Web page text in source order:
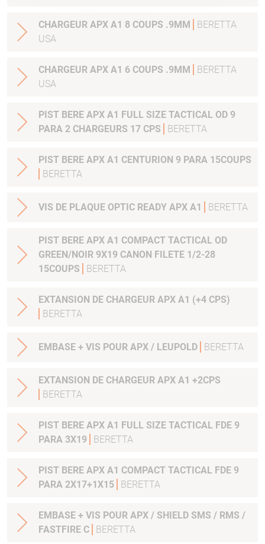
CHARGEUR APX A1 8 COUPS .9MM
BERETTA
USA
CHARGEUR APX A1 6 COUPS .9MM
BERETTA
USA
PIST BERE APX A1 FULL SIZE TACTICAL OD 9
PARA 2 CHARGEURS 17 CPS
BERETTA
PIST BERE APX A1 CENTURION 9 PARA 15COUPS
BERETTA
VIS DE PLAQUE OPTIC READY APX A1 BERETTA
PIST BERE APX A1 COMPACT TACTICAL OD
GREEN/NOIR 9X19 CANON FILETE 1/2-28
15COUPS
BERETTA
EXTANSION DE CHARGEUR APX A1 (+4 CPS)
BERETTA
EMBASE + VIS POUR APX / LEUPOLD BERETTA
EXTANSION DE CHARGEUR APX A1 +2CPS
BERETTA
PIST BERE APX A1 FULL SIZE TACTICAL FDE 9
PARA 3X19
BERETTA
PIST BERE APX A1 COMPACT TACTICAL FDE 9
PARA 2X17+1X15
BERETTA
EMBASE + VIS POUR APX / SHIELD SMS / RMS /
FASTFIRE C
BERETTA